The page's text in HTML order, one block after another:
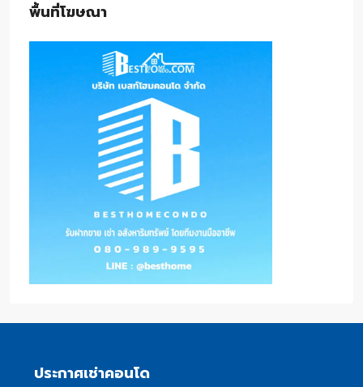
พื้นที่โฆษณา
ประกาศเช่าคอนโด